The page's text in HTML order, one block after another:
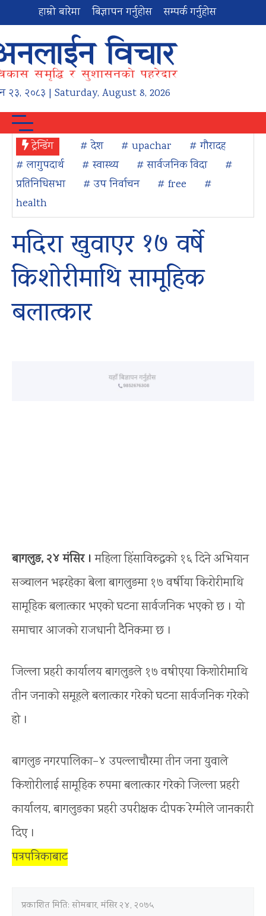
हाम्रो बारेमा बिज्ञापन गर्नुहोस सम्पर्क गर्नुहोस
२३, २०८३ | Saturday, August 8, 2026
ट्रेन्डिंग # देश # upachar
# गौरादह
# लागुपदार्थ
# स्वास्थ्य # सार्वजनिक विदा
#
प्रतिनिधिसभा
# उप निर्वाचन # free
#
health
मदिरा खुवाएर १७ वर्षे
किशोरीमाथि सामूहिक
बलात्कार
बागलुङ, २४ मंसिर । महिला हिंसाविरुद्धको १६ दिने अभियान
सञ्चालन भइरहेका बेला बागलुङमा १७ वर्षीया किरोरीमाथि
सामूहिक बलात्कार भएको घटना सार्वजनिक भएको छ । यो
समाचार आजको राजधानी दैनिकमा छ ।
जिल्ला प्रहरी कार्यालय बागलुङले १७ वषीएया किशोरीमाथि
तीन जनाको समूहले बलात्कार गरेको घटना सार्वजनिक गरेको
हो ।
बागलुङ नगरपालिका–४ उपल्लाचौरमा तीन जना युवाले
किशोरीलाई सामूहिक रुपमा बलात्कार गरेको जिल्ला प्रहरी
कार्यालय, बागलुङका प्रहरी उपरीक्षक दीपक रेग्मीले जानकारी
दिए ।
पत्रपत्रिकाबाट
प्रकाशित मिति: सोमबार, मंसिर २४, २०७५